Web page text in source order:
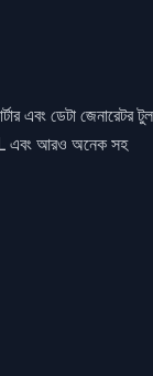
এবং ডেটা জেনারেটর টুল
আরও অনেক সহ